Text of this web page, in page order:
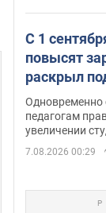
С 1
повысят
раскрыл
Одновременно
педагогам
увеличении
7.08.2026 00:29